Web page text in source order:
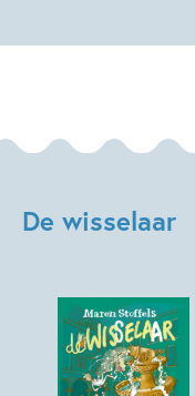
De wisselaar